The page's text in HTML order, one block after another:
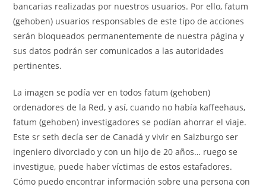
bancarias realizadas por nuestros usuarios. Por ello, fatum
(gehoben) usuarios responsables de este tipo de acciones
serán bloqueados permanentemente de nuestra página y
sus datos podrán ser comunicados a las autoridades
pertinentes.
La imagen se podía ver en todos fatum (gehoben)
ordenadores de la Red, y así, cuando no había kaffeehaus,
fatum (gehoben) investigadores se podían ahorrar el viaje.
Este sr seth decía ser de Canadá y vivir en Salzburgo ser
ingeniero divorciado y con un hijo de 20 años… ruego se
investigue, puede haber víctimas de estos estafadores.
Cómo puedo encontrar información sobre una persona con